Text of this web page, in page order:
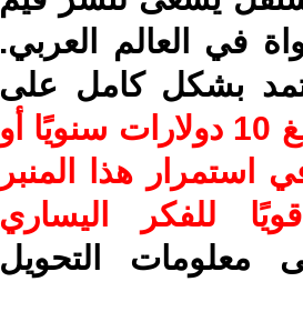
في العالم العربي.
بشكل كامل على
ساهم/ي معنا! بدعمكم بمبلغ 10 دولارات سنويًا أو
استمرار هذا المنبر
للفكر اليساري
معلومات التحويل